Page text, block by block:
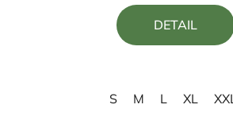
z
DETAIL
S M L XL